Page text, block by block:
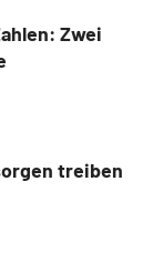
Zwei
treiben